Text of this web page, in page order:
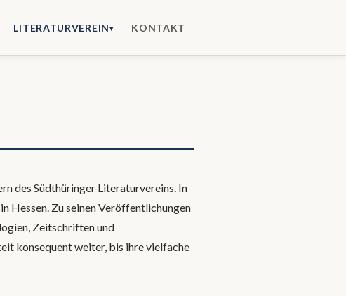
LITERATURVEREIN▾ KONTAKT
des Südthüringer Literaturvereins. In
Hessen. Zu seinen Veröffentlichungen
Zeitschriften und
konsequent weiter, bis ihre vielfache